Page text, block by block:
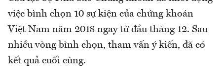
việc bình chọn 10 sự kiện của chứng khoán
Việt Nam năm 2018 ngay từ đầu tháng 12. Sau
nhiều vòng bình chọn, tham vấn ý kiến, đã có
kết quả cuối cùng.